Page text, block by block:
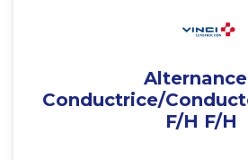
Conductrice/
F/H F/H